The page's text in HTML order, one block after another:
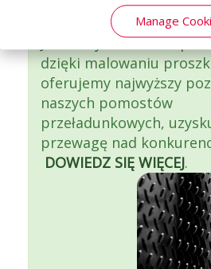
Manage
pomostom
Jesteśmy całkowicie
dzięki malowaniu
oferujemy najwyższy
naszych pomostów
przeładunkowych,
przewagę nad
DOWIEDZ SIĘ WIĘCEJ.